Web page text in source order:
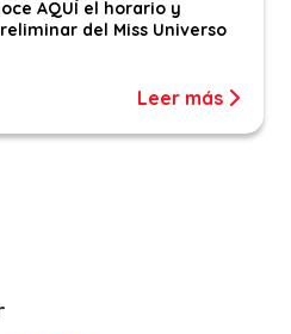
AQUÍ el horario y
del Miss Universo
Leer más